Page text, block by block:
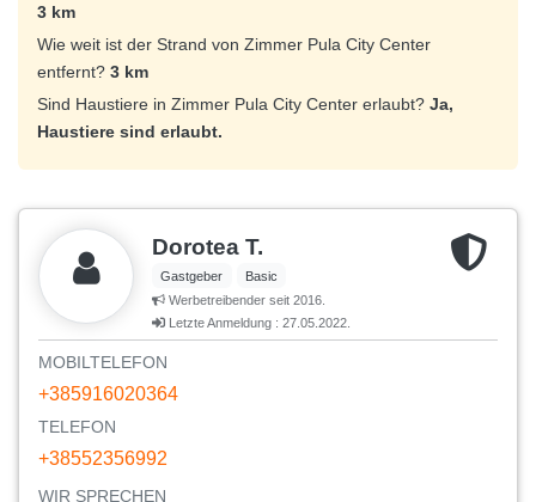
3 km
Wie weit ist der Strand von Zimmer Pula City Center
entfernt? 3 km
Sind Haustiere in Zimmer Pula City Center erlaubt? Ja,
Haustiere sind erlaubt.
Dorotea T.
Gastgeber
Basic
Werbetreibender seit 2016.
Letzte Anmeldung : 27.05.2022.
MOBILTELEFON
+385916020364
TELEFON
+38552356992
WIR SPRECHEN